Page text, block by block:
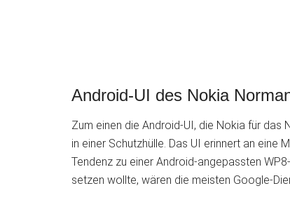
Android-UI des Nokia
Zum einen die Android-UI, die Nokia für
in einer Schutzhülle. Das UI erinnert an eine
Tendenz zu einer Android-angepassten
setzen wollte, wären die meisten Google-